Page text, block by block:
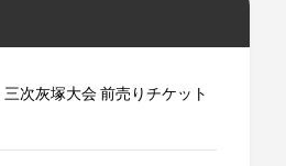
次灰塚大会 前売りチケット